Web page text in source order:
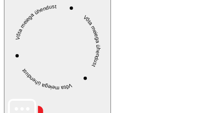
Võta meiega ühendust Võta meiega ühendust
Võta meiega ühendust